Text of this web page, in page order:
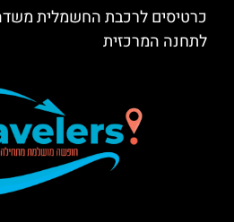
כרטיסים לרכבת החשמלית
לתחנה המרכזית